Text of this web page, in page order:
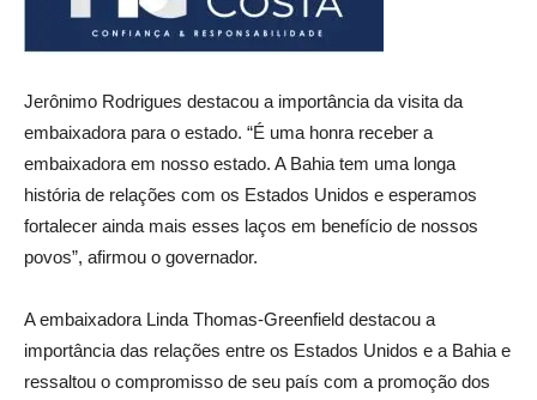
Jerônimo Rodrigues destacou a importância da visita da
embaixadora para o estado. “É uma honra receber a
embaixadora em nosso estado. A Bahia tem uma longa
história de relações com os Estados Unidos e esperamos
fortalecer ainda mais esses laços em benefício de nossos
povos”, afirmou o governador.
A embaixadora Linda Thomas-Greenfield destacou a
importância das relações entre os Estados Unidos e a Bahia e
ressaltou o compromisso de seu país com a promoção dos